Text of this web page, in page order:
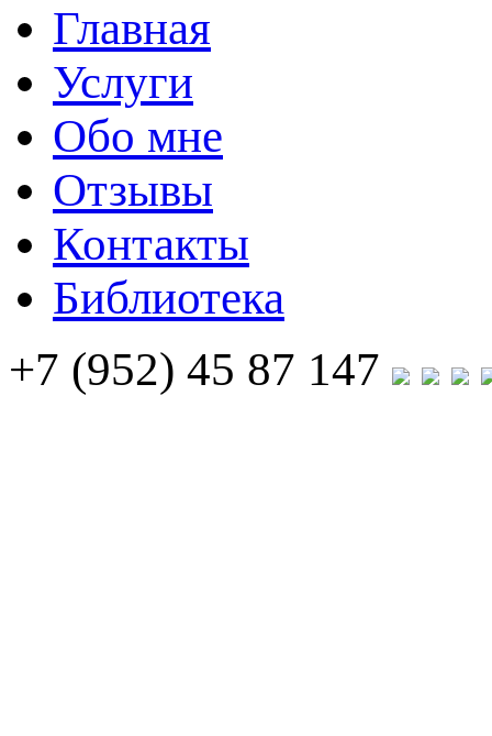
Главная
Услуги
Обо мне
Отзывы
Контакты
Библиотека
+7 (952) 45 87 147